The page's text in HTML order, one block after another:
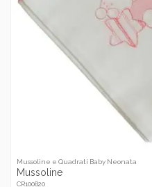
Mussoline e Quadrati Baby Neonata
Mussoline
CR100820